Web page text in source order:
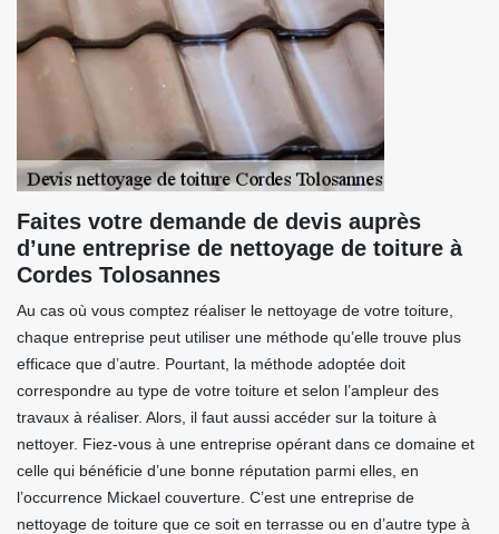
Faites votre demande de devis auprès
d’une entreprise de nettoyage de toiture à
Cordes Tolosannes
Au cas où vous comptez réaliser le nettoyage de votre toiture,
chaque entreprise peut utiliser une méthode qu’elle trouve plus
efficace que d’autre. Pourtant, la méthode adoptée doit
correspondre au type de votre toiture et selon l’ampleur des
travaux à réaliser. Alors, il faut aussi accéder sur la toiture à
nettoyer. Fiez-vous à une entreprise opérant dans ce domaine et
celle qui bénéficie d’une bonne réputation parmi elles, en
l’occurrence Mickael couverture. C’est une entreprise de
nettoyage de toiture que ce soit en terrasse ou en d’autre type à